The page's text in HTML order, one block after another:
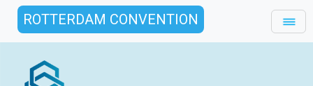
ROTTERDAM CONVENTION